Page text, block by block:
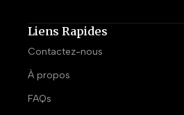
Liens Rapides
Contactez-nous
À propos
FAQs